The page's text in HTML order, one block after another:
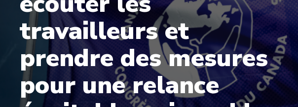
travailleurs et
prendre des mesures
pour une relance